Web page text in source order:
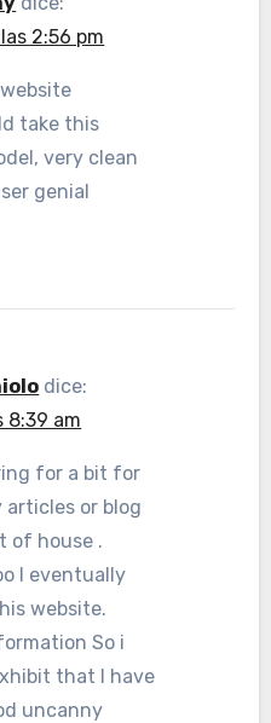
2:56 pm
take this
very clean
genial
dice:
8:39 am
for a bit for
or blog
of house .
I eventually
website.
So i
that I have
uncanny